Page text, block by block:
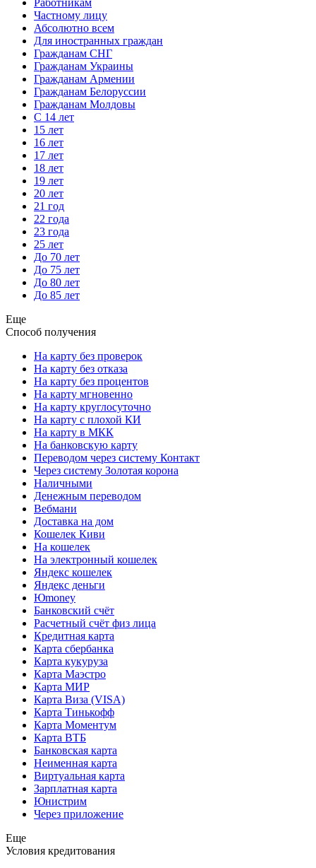
Работникам
Частному лицу
Абсолютно всем
Для иностранных граждан
Гражданам СНГ
Гражданам Украины
Гражданам Армении
Гражданам Белоруссии
Гражданам Молдовы
С 14 лет
15 лет
16 лет
17 лет
18 лет
19 лет
20 лет
21 год
22 года
23 года
25 лет
До 70 лет
До 75 лет
До 80 лет
До 85 лет
Еще
Способ получения
На карту без проверок
На карту без отказа
На карту без процентов
На карту мгновенно
На карту круглосуточно
На карту с плохой КИ
На карту в МКК
На банковскую карту
Переводом через систему Контакт
Через систему Золотая корона
Наличными
Денежным переводом
Вебмани
Доставка на дом
Кошелек Киви
На кошелек
На электронный кошелек
Яндекс кошелек
Яндекс деньги
Юmoney
Банковский счёт
Расчетный счёт физ лица
Кредитная карта
Карта сбербанка
Карта кукуруза
Карта Маэстро
Карта МИР
Карта Виза (VISA)
Карта Тинькофф
Карта Моментум
Карта ВТБ
Банковская карта
Неименная карта
Виртуальная карта
Зарплатная карта
Юнистрим
Через приложение
Еще
Условия кредитования